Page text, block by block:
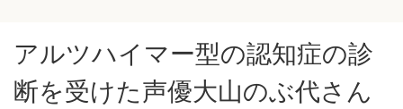
アルツハイマー型の認知症の診
断を受けた声優大山のぶ代さん